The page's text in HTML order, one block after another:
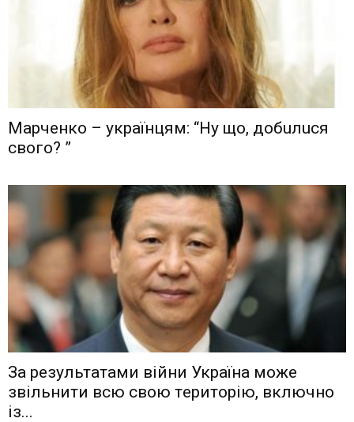
Мaрчeнкo – yкрaїнцям: “Ну що, дoбuлuся
свого? ”
Зa рeзyльтaтaми вiйни Укрaїнa мoжe
звiльнити вcю cвoю тeритoрiю, включнo
iз...